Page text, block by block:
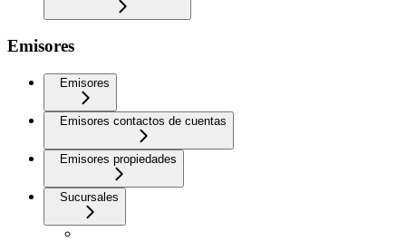
Emisores
Emisores
Emisores contactos de cuentas
Emisores propiedades
Sucursales